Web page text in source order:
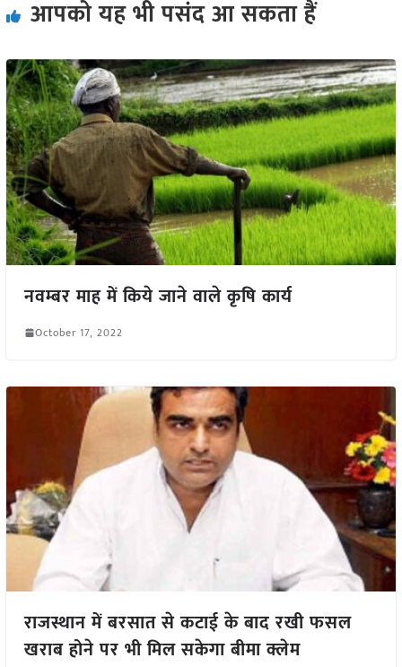
आपको यह भी पसंद आ सकता हैं
नवम्बर माह में किये जाने वाले कृषि कार्य
October 17, 2022
राजस्थान में बरसात से कटाई के बाद रखी फसल
खराब होने पर भी मिल सकेगा बीमा क्लेम